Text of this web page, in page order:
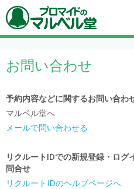
お問い合わせ
予約内容などに関するお問い合わ
マルベル堂へ
メールで問い合わせる
リクルートIDでの新規登録・ロ
問合せ
リクルートIDのヘルプページへ